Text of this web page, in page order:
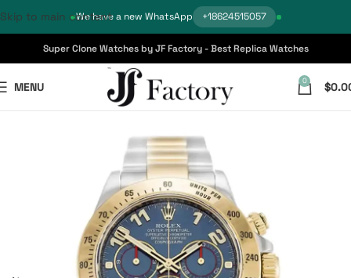
We have a new WhatsApp +18624515057
Skip to main content
Super Clone Watches by JF Factory - Best Replica Watches
MENU 0 $